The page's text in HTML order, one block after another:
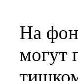
На
могут